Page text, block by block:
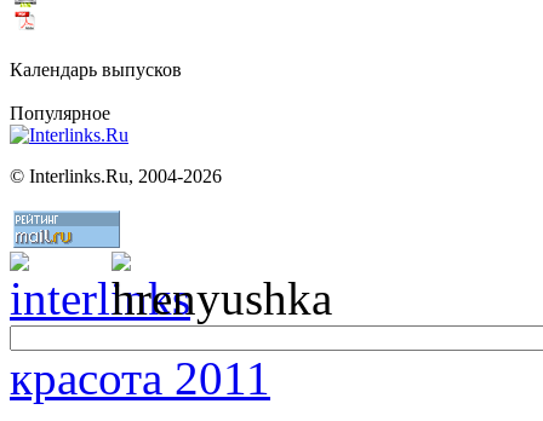
Календарь выпусков
Популярное
© Interlinks.Ru, 2004-2026
красота 2011